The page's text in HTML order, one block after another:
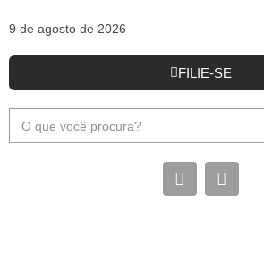
9 de agosto de 2026
FILIE-SE